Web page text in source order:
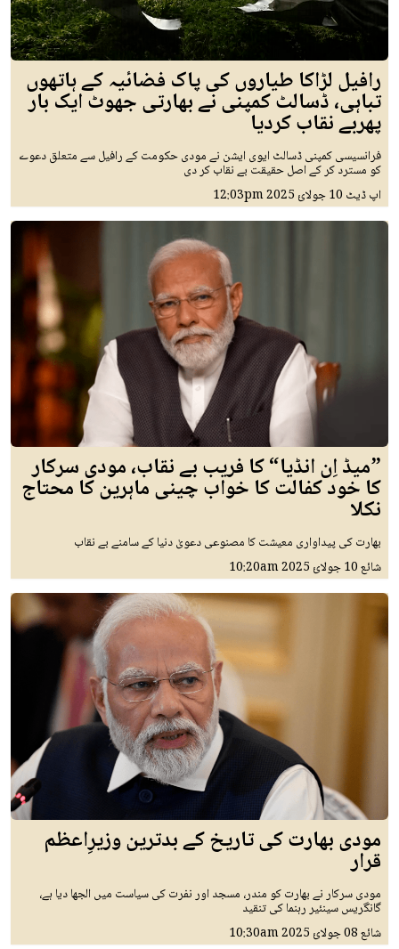
رافیل لڑاکا طیاروں کی پاک فضائیہ کے ہاتھوں
تباہی، ڈسالٹ کمپنی نے بھارتی جھوٹ ایک بار
پھربے نقاب کردیا
فرانسیسی کمپنی ڈسالٹ ایوی ایشن نے مودی حکومت کے رافیل سے متعلق دعوے
کو مسترد کر کے اصل حقیقت بے نقاب کر دی
اپ ڈیٹ 10 جولائ 2025 12:03pm
”میڈ اِن انڈیا“ کا فریب بے نقاب، مودی سرکار
کا خود کفالت کا خواب چینی ماہرین کا محتاج
نکلا
بھارت کی پیداواری معیشت کا مصنوعی دعویٰ دنیا کے سامنے بے نقاب
شائع10 جولائ 2025 10:20am
مودی بھارت کی تاریخ کے بدترین وزیرِاعظم
قرار
مودی سرکار نے بھارت کو مندر، مسجد اور نفرت کی سیاست میں الجھا دیا ہے،
گانگریس سینئیر رہنما کی تنقید
شائع08 جولائ 2025 10:30am